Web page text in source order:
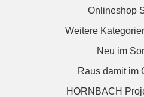
Onlineshop
Weitere
Neu im
Raus damit im
HORNBACH